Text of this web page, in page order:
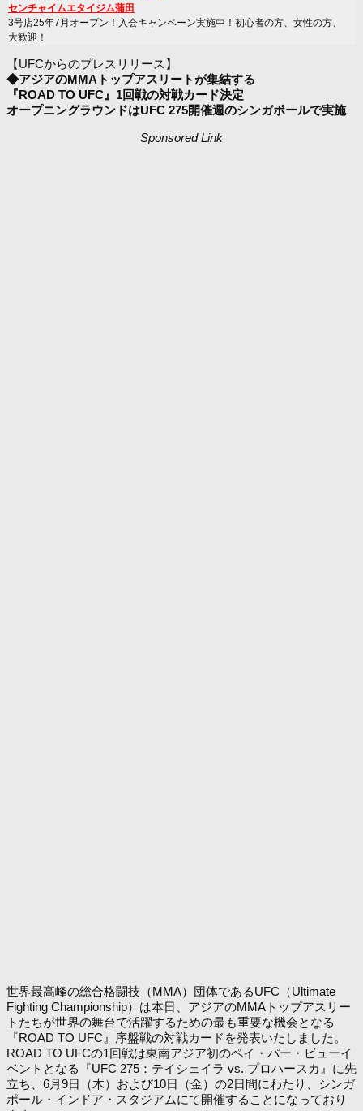
センチャイムエタイジム蒲田
3号店25年7月オープン！入会キャンペーン実施中！初心者の方、女性の方、
大歓迎！
【UFCからのプレスリリース】
◆アジアのMMAトップアスリートが集結する
『ROAD TO UFC』1回戦の対戦カード決定
オープニングラウンドはUFC 275開催週のシンガポールで実施
Sponsored Link
世界最高峰の総合格闘技（MMA）団体であるUFC（Ultimate
Fighting Championship）は本日、アジアのMMAトップアスリー
トたちが世界の舞台で活躍するための最も重要な機会となる
『ROAD TO UFC』序盤戦の対戦カードを発表いたしました。
ROAD TO UFCの1回戦は東南アジア初のペイ・パー・ビューイ
ベントとなる『UFC 275：テイシェイラ vs. プロハースカ』に先
立ち、6月9日（木）および10日（金）の2日間にわたり、シンガ
ポール・インドア・スタジアムにて開催することになっており